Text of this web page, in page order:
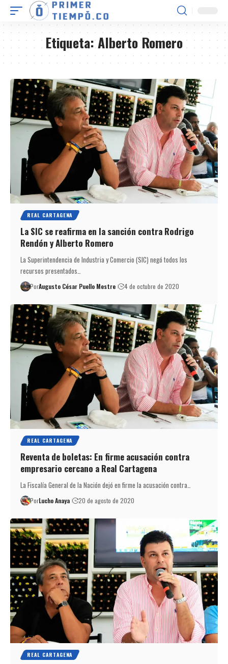
Etiqueta:Alberto Romero
REAL CARTAGENA
La SIC se reafirma en la sanción contra Rodrigo
Rendón y Alberto Romero
La Superintendencia de Industria y Comercio (SIC) negó todos los
recursos presentados…
PorAugusto César Puello Mestre 4 de octubre de 2020
REAL CARTAGENA
Reventa de boletas: En firme acusación contra
empresario cercano a Real Cartagena
La Fiscalía General de la Nación dejó en firme la acusación contra…
PorLucho Anaya 20 de agosto de 2020
REAL CARTAGENA